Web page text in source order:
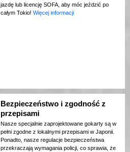
jazdę lub licencję SOFA, aby móc jeździć po
całym Tokio! Więcej informacji
Bezpieczeństwo i zgodność z
przepisami
Nasze specjalnie zaprojektowane gokarty są w
pełni zgodne z lokalnymi przepisami w Japonii.
Ponadto, nasze regulacje bezpieczeństwa
przekraczają wymagania policji, co sprawia, że